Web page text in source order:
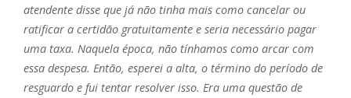
atendente disse que já não tinha mais como cancelar ou
ratificar a certidão gratuitamente e seria necessário pagar
uma taxa. Naquela época, não tínhamos como arcar com
essa despesa. Então, esperei a alta, o término do período de
resguardo e fui tentar resolver isso. Era uma questão de